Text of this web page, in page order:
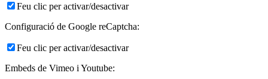
Feu clic per activar/desactivar
Configuració de Google reCaptcha:
Feu clic per activar/desactivar
Embeds de Vimeo i Youtube: